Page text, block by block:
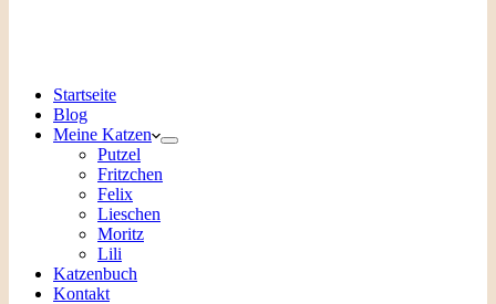
Startseite
Blog
Meine Katzen
Putzel
Fritzchen
Felix
Lieschen
Moritz
Lili
Katzenbuch
Kontakt